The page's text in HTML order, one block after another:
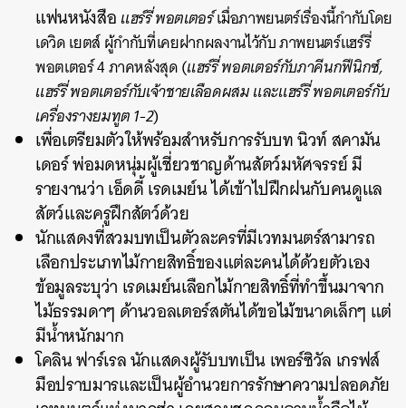
แฟนหนังสือแฮร์รี่ พอตเตอร์เมื่อภาพยนตร์เรื่องนี้กำกับโดย
เดวิด เยตส์ ผู้กำกับที่เคยฝากผลงานไว้กับ ภาพยนตร์แฮร์รี่
พอตเตอร์ 4 ภาคหลังสุด (แฮร์รี่ พอตเตอร์กับภาคีนกฟีนิกซ์,
แฮร์รี่ พอตเตอร์กับเจ้าชายเลือดผสม และแฮร์รี่ พอตเตอร์กับ
เครื่องรางยมทูต 1-2)
เพื่อเตรียมตัวให้พร้อมสำหรับการรับบท นิวท์ สคามัน
เดอร์ พ่อมดหนุ่มผู้เชี่ยวชาญด้านสัตว์มหัศจรรย์ มี
รายงานว่า เอ็ดดี้ เรดเมย์น ได้เข้าไปฝึกฝนกับคนดูแล
สัตว์และครูฝึกสัตว์ด้วย
นักแสดงที่สวมบทเป็นตัวละครที่มีเวทมนตร์สามารถ
เลือกประเภทไม้กายสิทธิ์ของแต่ละคนได้ด้วยตัวเอง
ข้อมูลระบุว่า เรดเมย์นเลือกไม้กายสิทธิ์ที่ทำขึ้นมาจาก
ไม้ธรรมดาๆ ด้านวอลเตอร์สตันได้ขอไม้ขนาดเล็กๆ แต่
มีน้ำหนักมาก
โคลิน ฟาร์เรล นักแสดงผู้รับบทเป็น เพอร์ซิวัล เกรฟส์
มือปราบมารและเป็นผู้อำนวยการรักษาความปลอดภัย